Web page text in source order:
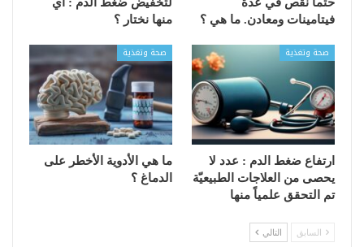
فيتامينات ومعادن. ما هي ؟
منها نختار ؟
صحة وتغذية
ارتفاع ضغط الدم : عدد لا
يحصى من العلاجات الطبيعيّة
تم التحقق علمياً منها
صحة وتغذية
ما هي الأدوية الأخطر على
الدماغ ؟
السابق التالي